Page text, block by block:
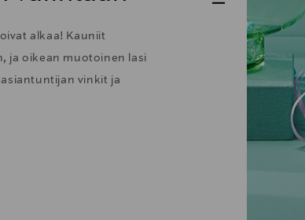
alkaa! Kauniit
ja oikean muotoinen lasi
vinkit ja